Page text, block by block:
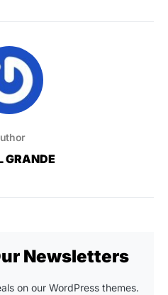
GRANDE
Newsletters
on our WordPress themes.